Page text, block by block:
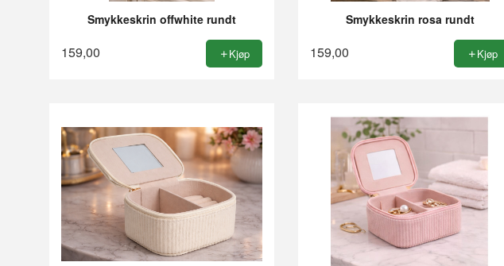
Smykkeskrin offwhite rundt
159,00 Kjøp
Smykkeskrin rosa rundt
159,00 Kjøp